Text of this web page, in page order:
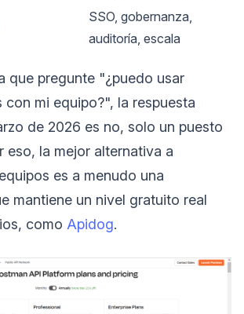
SSO, gobernanza,
auditoría, escala
que pregunte "¿puedo usar
con mi equipo?", la respuesta
de 2026 es no, solo un puesto
eso, la mejor alternativa a
es a menudo una
mantiene un nivel gratuito real
como Apidog.